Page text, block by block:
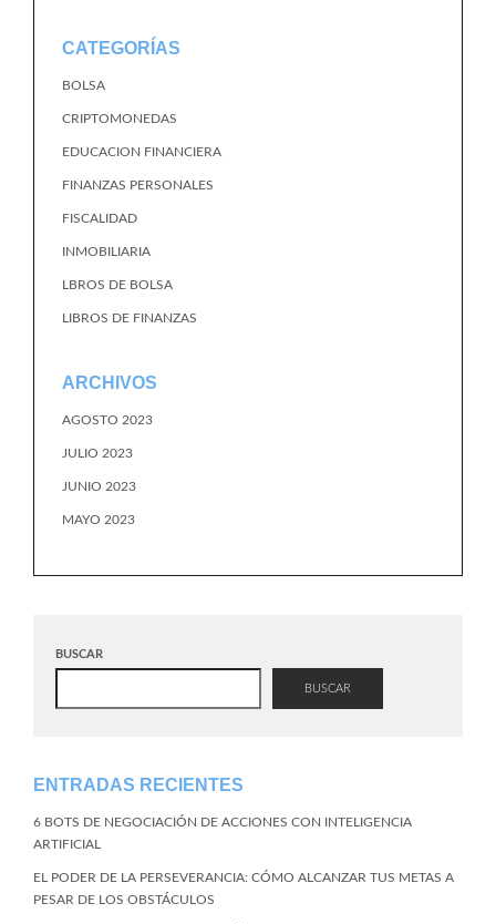
CATEGORÍAS
BOLSA
CRIPTOMONEDAS
EDUCACION FINANCIERA
FINANZAS PERSONALES
FISCALIDAD
INMOBILIARIA
LBROS DE BOLSA
LIBROS DE FINANZAS
ARCHIVOS
AGOSTO 2023
JULIO 2023
JUNIO 2023
MAYO 2023
BUSCAR
BUSCAR
ENTRADAS RECIENTES
6 BOTS DE NEGOCIACIÓN DE ACCIONES CON INTELIGENCIA
ARTIFICIAL
EL PODER DE LA PERSEVERANCIA: CÓMO ALCANZAR TUS METAS A
PESAR DE LOS OBSTÁCULOS